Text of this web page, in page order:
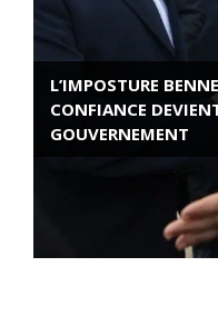
L’IMPOSTURE
CONFIANCE
GOUVERNEMENT
ROSE VALLAND,